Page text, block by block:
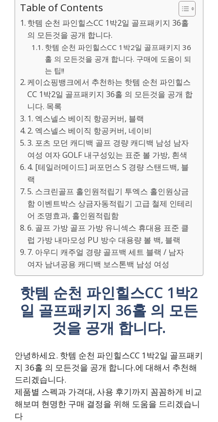
Table of Contents
핫템 순천 파인힐스CC 1박2일 골프패키지 36홀
의 모든것을 공개 합니다.
핫템 순천 파인힐스CC 1박2일 골프패키지 36
홀 의 모든것을 공개 합니다. 구매에 도움이 되
는 팁!!
케이쇼핑뱅크에서 추천하는 핫템 순천 파인힐스
CC 1박2일 골프패키지 36홀 의 모든것을 공개 합
니다. 목록
1. 엑스넬스 베이직 항공커버, 블랙
2. 엑스넬스 베이직 항공커버, 네이비
3. 포츠 모던 캐디백 골프 경량 캐디백 남성 남자
여성 여자 GOLF 내구성있는 표준 볼 가방, 흰색
4. [테일러메이드] 퍼포먼스 S 경량 스탠드백, 블
랙
5. 스크린골프 홀인원적립기 투엑스 홀인원상금
함 이벤트박스 상금자동적립기 고급 철제 인테리
어 조명효과, 홀인원적립함
6. 골프 가방 골프 가방 유니섹스 휴대용 표준 클
럽 가방 내마모성 PU 방수 대용량 볼 백, 블랙
7. 아우디 캐주얼 경량 골프백 세트 블랙 / 남자
여자 남녀공용 캐디백 보스톤백 남성 여성
핫템 순천 파인힐스CC 1박2
일 골프패키지 36홀 의 모든
것을 공개 합니다.
안녕하세요. 핫템 순천 파인힐스CC 1박2일 골프패키
지 36홀 의 모든것을 공개 합니다.에 대해서 추천해
드리겠습니다.
제품별 스펙과 가격대, 사용 후기까지 꼼꼼하게 비교
해보며 현명한 구매 결정을 위해 도움을 드리겠습니
다